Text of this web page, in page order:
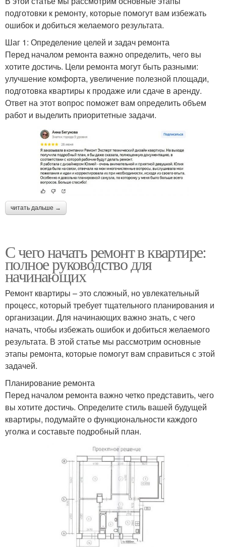
подготовки к ремонту, которые помогут вам избежать
ошибок и добиться желаемого результата.
Шаг 1: Определение целей и задач ремонта
Перед началом ремонта важно определить, чего вы
хотите достичь. Цели ремонта могут быть разными:
улучшение комфорта, увеличение полезной площади,
подготовка квартиры к продаже или сдаче в аренду.
Ответ на этот вопрос поможет вам определить объем
работ и выделить приоритетные задачи.
читать дальше →
С чего начать ремонт в квартире:
полное руководство для
начинающих
Ремонт квартиры – это сложный, но увлекательный
процесс, который требует тщательного планирования и
организации. Для начинающих важно знать, с чего
начать, чтобы избежать ошибок и добиться желаемого
результата. В этой статье мы рассмотрим основные
этапы ремонта, которые помогут вам справиться с этой
задачей.
Планирование ремонта
Перед началом ремонта важно четко представить, чего
вы хотите достичь. Определите стиль вашей будущей
квартиры, подумайте о функциональности каждого
уголка и составьте подробный план.